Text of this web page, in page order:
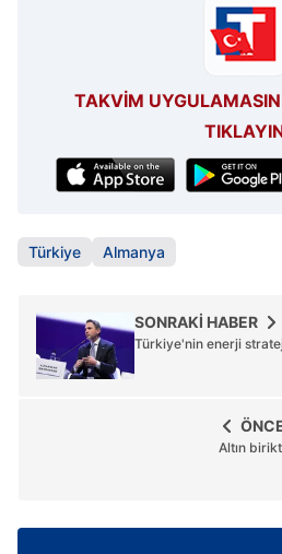
tıklayınız.
TAKVİM
Türkiye Almanya
SONRAKİ HABER
Türkiye'nin enerji
Altın